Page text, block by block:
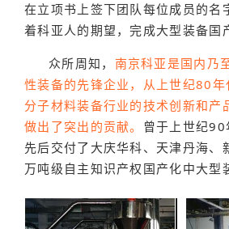
在立项书上签下团队每位成员的名
着科亚人的期望，完成大型装备国
众所周知， 南京科亚是国内乃
性装备的先锋企业，从上世纪80年
分子材料装备行业的技术创新和产
做出了突出的贡献。
曾于上世纪90
先后交付了大庆华科、天津丹海、
万吨级自主知识产权国产化中大型